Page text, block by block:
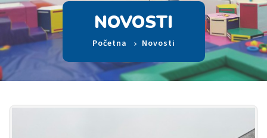
NOVOSTI
Početna Novosti